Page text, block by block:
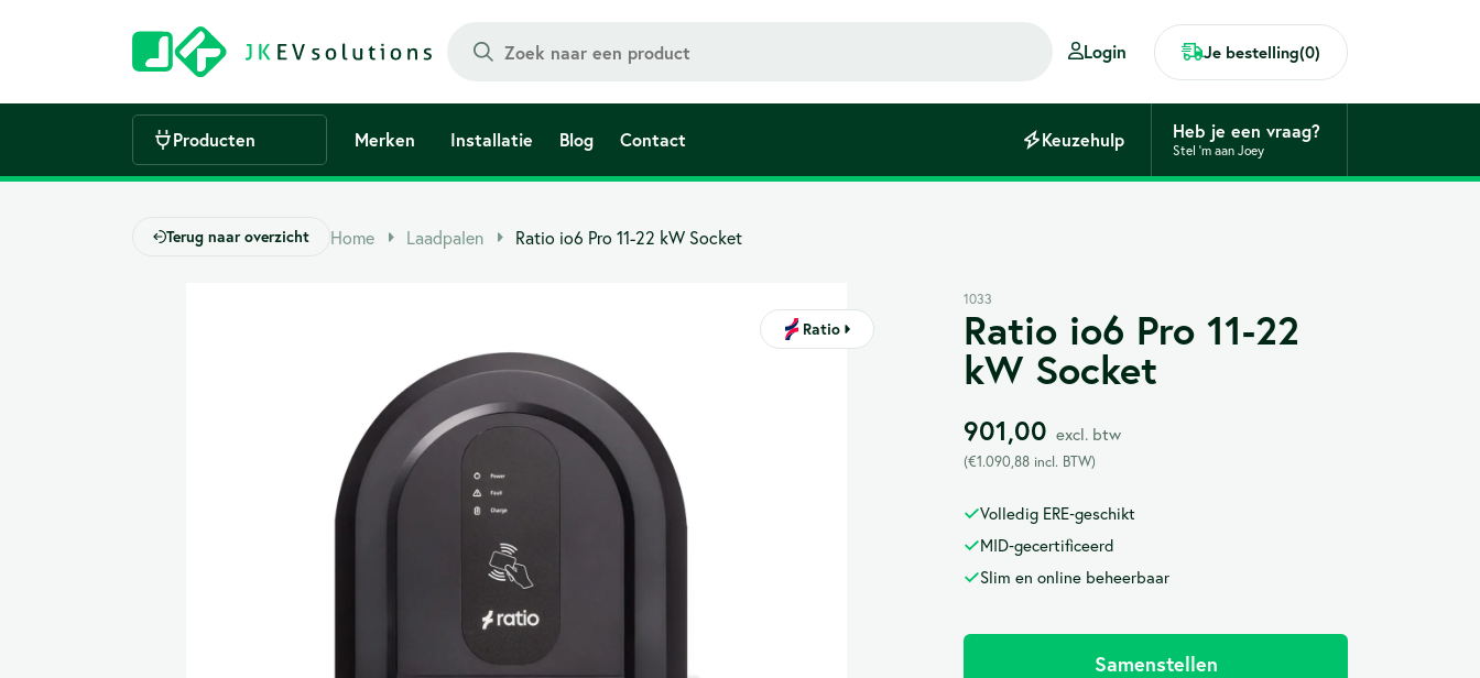
Login Je bestelling(0)
Producten
Een verzameling van alle geschikte laadpalen, Een verzameling van alle geschikte laadpalen,
Bekijk hier alle laadpalen geschikt voor Een verzameling van alle geschikte laadpalen,
perfect voor VVE's
Accessoires voor thuis Accessoires voor bedrijven
Een verzameling van alle accessoires, perfect
laadpaal op het oog. Ook voor bedrijven!
Merken
Alfen
Installatie Blog Contact Keuzehulp Heb je een vraag?
Stel 'm aan Joey
Terug naar overzicht Home Laadpalen Ratio io6 Pro 11-22 kW Socket
Ratio
1033
Ratio io6 Pro 11-22
kW Socket
901,00 excl. btw
(€1.090,88 incl. BTW)
Volledig ERE‑geschikt
MID‑gecertificeerd
Slim en online beheerbaar
Samenstellen